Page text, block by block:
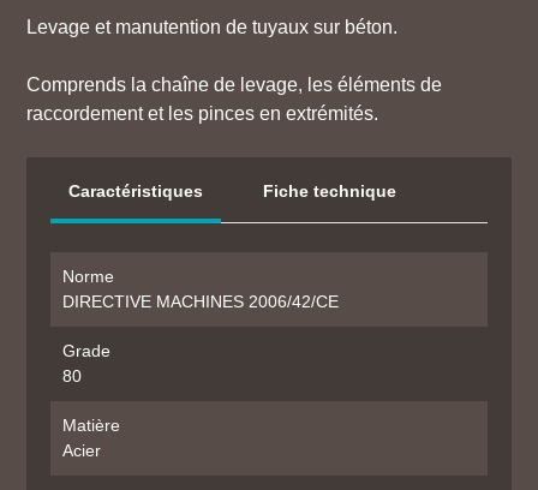
Levage et manutention de tuyaux sur béton.
Comprends la chaîne de levage, les éléments de
raccordement et les pinces en extrémités.
Caractéristiques Fiche technique
Norme
DIRECTIVE MACHINES 2006/42/CE
Grade
80
Matière
Acier